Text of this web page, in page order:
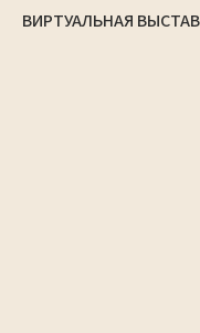
ВИРТУАЛЬНАЯ